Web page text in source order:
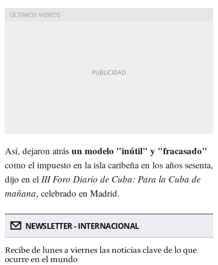
Así, dejaron atrás un modelo "inútil" y "fracasado"
como el impuesto en la isla caribeña en los años sesenta,
dijo en el III Foro Diario de Cuba: Para la Cuba de
mañana, celebrado en Madrid.
NEWSLETTER - INTERNACIONAL
Recibe de lunes a viernes las noticias clave de lo que
ocurre en el mundo